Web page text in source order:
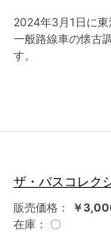
2024年3月1日に東
一般路線車の懐古
す。
ザ・バスコレク
販売価格：
￥
在庫：
〇